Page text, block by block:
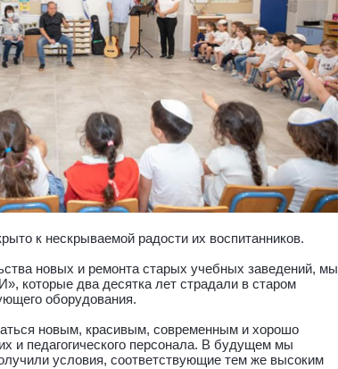
к нескрываемой радости их воспитанников.
новых и ремонта старых учебных заведений, мы
которые два десятка лет страдали в старом
оборудования.
новым, красивым, современным и хорошо
и педагогического персонала. В будущем мы
условия, соответствующие тем же высоким